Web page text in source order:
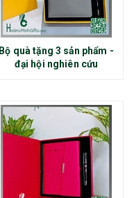
Bộ quà tặng 3 sản phẩm -
đại hội nghiên cứu